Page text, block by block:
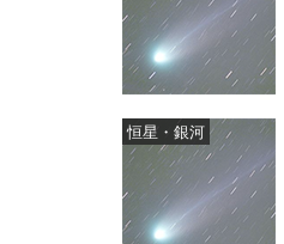
恒星・銀河